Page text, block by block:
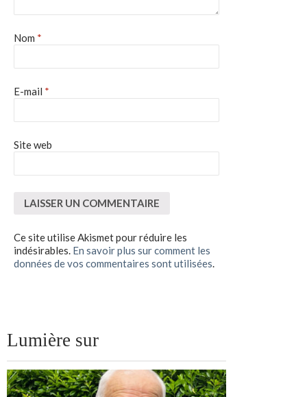
Nom *
E-mail *
Site web
Ce site utilise Akismet pour réduire les
indésirables. En savoir plus sur comment les
données de vos commentaires sont utilisées.
Lumière sur